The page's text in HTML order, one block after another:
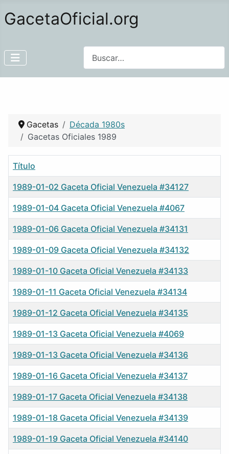
GacetaOficial.org
Gacetas
Década 1980s
Gacetas Oficiales 1989
Título
1989-01-02 Gaceta Oficial Venezuela #34127
1989-01-04 Gaceta Oficial Venezuela #4067
1989-01-06 Gaceta Oficial Venezuela #34131
1989-01-09 Gaceta Oficial Venezuela #34132
1989-01-10 Gaceta Oficial Venezuela #34133
1989-01-11 Gaceta Oficial Venezuela #34134
1989-01-12 Gaceta Oficial Venezuela #34135
1989-01-13 Gaceta Oficial Venezuela #4069
1989-01-13 Gaceta Oficial Venezuela #34136
1989-01-16 Gaceta Oficial Venezuela #34137
1989-01-17 Gaceta Oficial Venezuela #34138
1989-01-18 Gaceta Oficial Venezuela #34139
1989-01-19 Gaceta Oficial Venezuela #34140